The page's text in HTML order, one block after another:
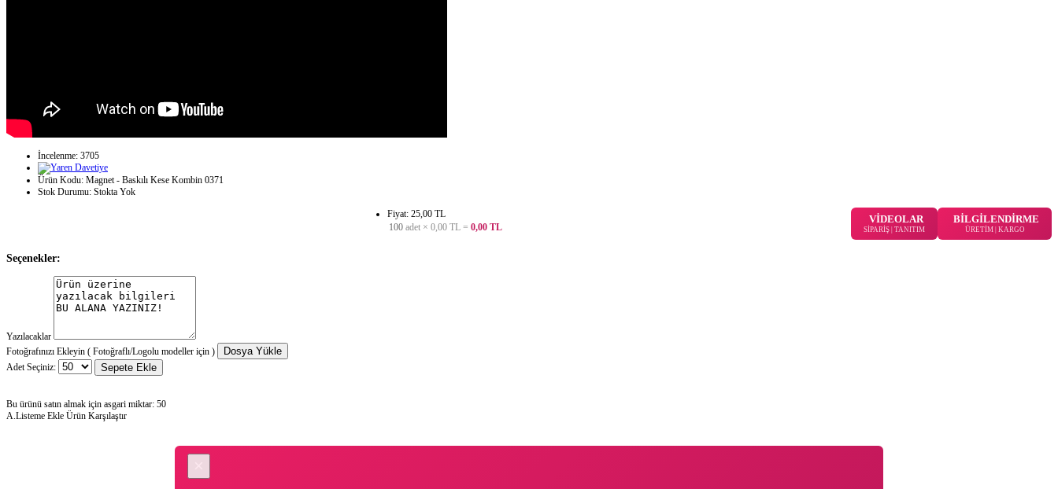
İncelenme: 3705
Ürün Kodu: Magnet - Baskılı Kese Kombin 0371
Stok Durumu: Stokta Yok
Fiyat: 25,00 TL
100adet × 0,00 TL= 0,00 TL
VİDEOLAR
SİPARİŞ | TANITIM
BİLGİLENDİRME
ÜRETİM | KARGO
Seçenekler:
Yazılacaklar
Fotoğrafınızı Ekleyin ( Fotoğraflı/Logolu modeller için )
Dosya Yükle
Adet Seçiniz: Sepete Ekle
Bu ürünü satın almak için asgari miktar: 50
A.Listeme Ekle Ürün Karşılaştır